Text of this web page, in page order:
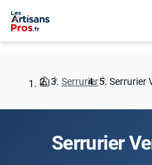
Serrurier Serrurier
Serrurier